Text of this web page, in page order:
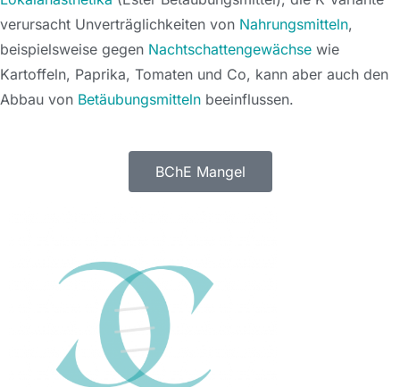
verursacht Unverträglichkeiten von Nahrungsmitteln,
beispielsweise gegen Nachtschattengewächse wie
Kartoffeln, Paprika, Tomaten und Co, kann aber auch den
Abbau von Betäubungsmitteln beeinflussen.
BChE Mangel